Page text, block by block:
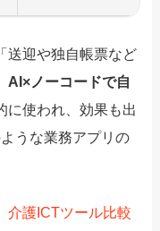
送迎や独自帳票など
AI×ノーコードで自
に使われ、効果も出
うな業務アプリの
介護ICTツール比較